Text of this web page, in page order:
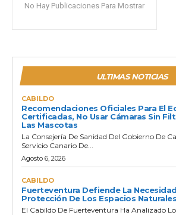
No Hay Publicaciones Para Mostrar
ULTIMAS NOTICIAS
CABILDO
Recomendaciones Oficiales Para El
Certificadas, No Usar Cámaras Sin
Las Mascotas
La Consejería De Sanidad Del Gobierno De
Servicio Canario De...
Agosto 6, 2026
CABILDO
Fuerteventura Defiende La
Protección De Los Espacios Naturales
El Cabildo De Fuerteventura Ha Analizado